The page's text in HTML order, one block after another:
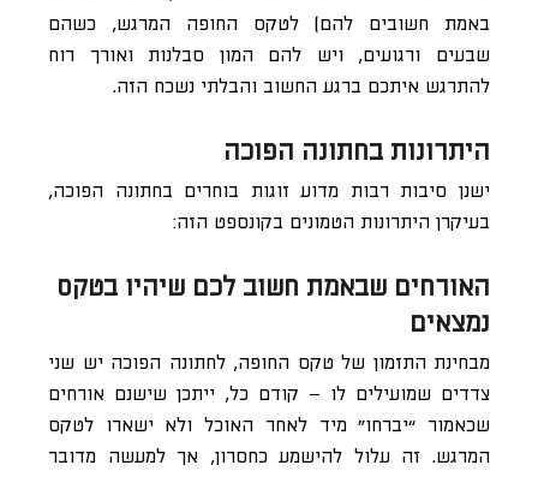
באמת חשובים להם) לטקס החופה המרגש, כשהם
שבעים ורגועים, ויש להם המון סבלנות ואורך רוח
להתרגש איתכם ברגע החשוב והבלתי נשכח הזה.
היתרונות בחתונה הפוכה
ישנן סיבות רבות מדוע זוגות בוחרים בחתונה הפוכה,
בעיקרן היתרונות הטמונים בקונספט הזה:
האורחים שבאמת חשוב לכם שיהיו בטקס
נמצאים
מבחינת התזמון של טקס החופה, לחתונה הפוכה יש שני
צדדים שמועילים לו – קודם כל, ייתכן שישנם אורחים
שכאמור “יברחו” מיד לאחר האוכל ולא ישארו לטקס
המרגש. זה עלול להישמע כחסרון, אך למעשה מדובר